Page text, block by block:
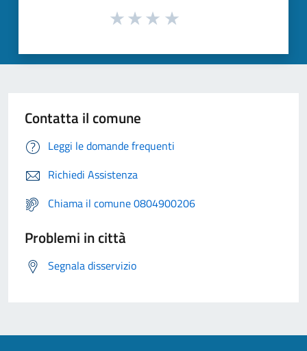
Contatta il comune
Leggi le domande frequenti
Richiedi Assistenza
Chiama il comune 0804900206
Problemi in città
Segnala disservizio